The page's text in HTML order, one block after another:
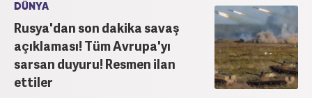
Kariyerine, Haber7'de "editör" olarak devam ediyor.
DÜNYA
Rusya'dan son dakika savaş
açıklaması! Tüm Avrupa'yı
sarsan duyuru! Resmen ilan
ettiler